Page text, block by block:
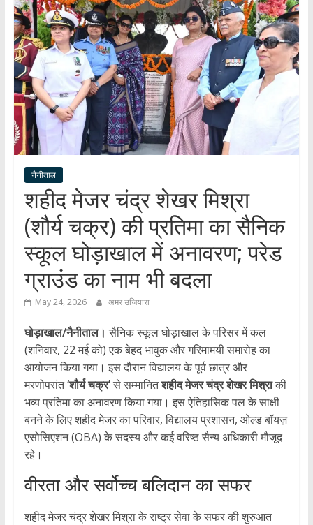
हर
खबर
।
सच्ची
खबर
।
सबकी
खबर
नैनीताल
शहीद मेजर चंद्र शेखर मिश्रा
(शौर्य चक्र) की प्रतिमा का सैनिक
स्कूल घोड़ाखाल में अनावरण; परेड
ग्राउंड का नाम भी बदला
May 24, 2026 अमर उजियारा
घोड़ाखाल/नैनीताल। सैनिक स्कूल घोड़ाखाल के परिसर में कल
(शनिवार, 22 मई को) एक बेहद भावुक और गरिमामयी समारोह का
आयोजन किया गया। इस दौरान विद्यालय के पूर्व छात्र और
मरणोपरांत‘शौर्य चक्र’से सम्मानितशहीद मेजर चंद्र शेखर मिश्राकी
भव्य प्रतिमा का अनावरण किया गया। इस ऐतिहासिक पल के साक्षी
बनने के लिए शहीद मेजर का परिवार, विद्यालय प्रशासन, ओल्ड बॉयज़
एसोसिएशन (OBA) के सदस्य और कई वरिष्ठ सैन्य अधिकारी मौजूद
रहे।
वीरता और सर्वोच्च बलिदान का सफर
शहीद मेजर चंद्र शेखर मिश्रा के राष्ट्र सेवा के सफर की शुरुआत